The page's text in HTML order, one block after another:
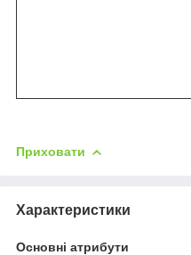
Приховати
Характеристики
Основні атрибути